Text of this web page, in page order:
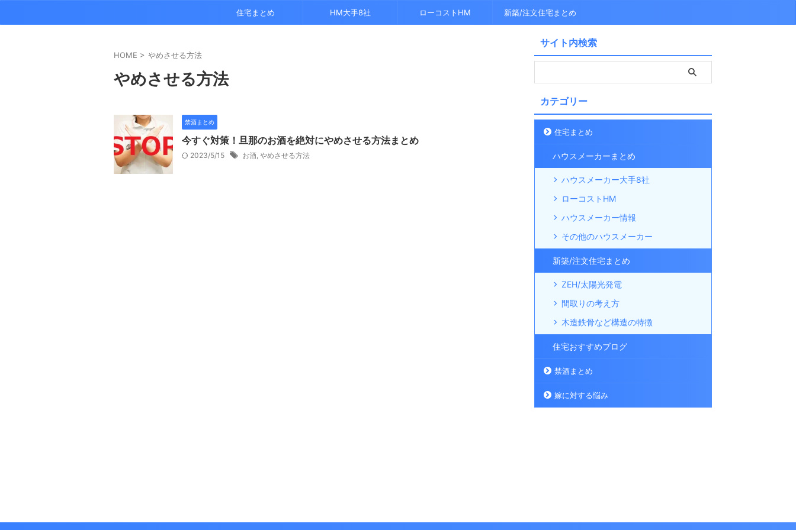
住宅まとめ HM大手8社 ローコストHM 新築/注文住宅まとめ
HOME > やめさせる方法
やめさせる方法
禁酒まとめ
今すぐ対策！旦那のお酒を絶対にやめさせる方法まとめ
2023/5/15 お酒, やめさせる方法
サイト内検索
カテゴリー
住宅まとめ
ハウスメーカーまとめ
ハウスメーカー大手8社
ローコストHM
ハウスメーカー情報
その他のハウスメーカー
新築/注文住宅まとめ
ZEH/太陽光発電
間取りの考え方
木造鉄骨など構造の特徴
住宅おすすめブログ
禁酒まとめ
嫁に対する悩み